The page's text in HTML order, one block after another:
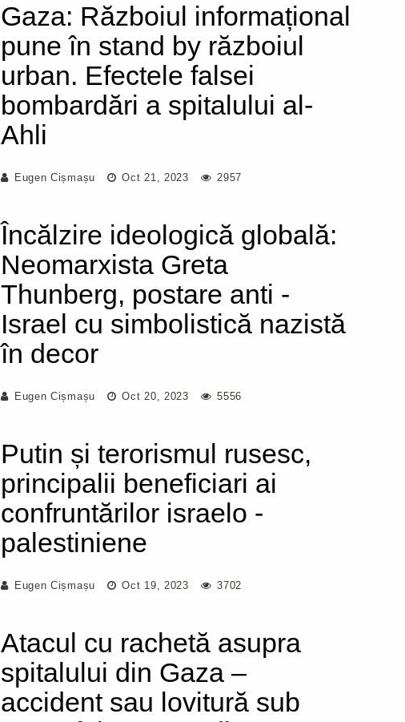
Gaza: Războiul informațional
pune în stand by războiul
urban. Efectele falsei
bombardări a spitalului al-
Ahli
Eugen Cișmașu Oct 21, 2023 2957
Încălzire ideologică globală:
Neomarxista Greta
Thunberg, postare anti -
Israel cu simbolistică nazistă
în decor
Eugen Cișmașu Oct 20, 2023 5556
Putin și terorismul rusesc,
principalii beneficiari ai
confruntărilor israelo -
palestiniene
Eugen Cișmașu Oct 19, 2023 3702
Atacul cu rachetă asupra
spitalului din Gaza –
accident sau lovitură sub